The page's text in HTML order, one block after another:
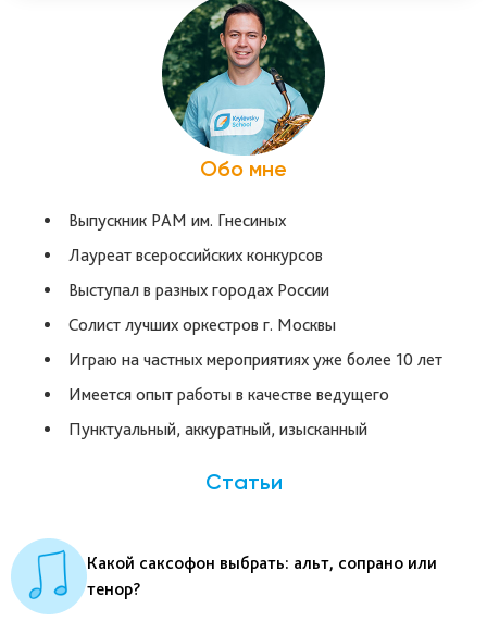
Обо мне
Выпускник РАМ им. Гнесиных
Лауреат всероссийских конкурсов
Выступал в разных городах России
Солист лучших оркестров г. Москвы
Играю на частных мероприятиях уже более 10 лет
Имеется опыт работы в качестве ведущего
Пунктуальный, аккуратный, изысканный
Статьи
Какой саксофон выбрать: альт, сопрано или
тенор?